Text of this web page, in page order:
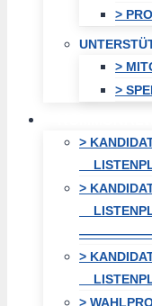
>
>
>
>
>
>
>